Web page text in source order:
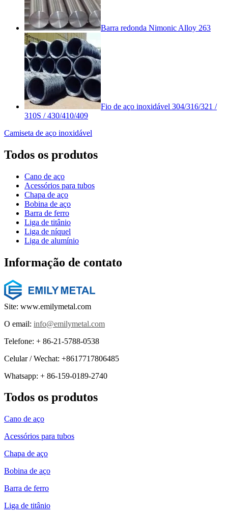
Barra redonda Nimonic Alloy 263
Fio de aço inoxidável 304/316/321 /
310S / 430/410/409
Camiseta de aço inoxidável
Todos os produtos
Cano de aço
Acessórios para tubos
Chapa de aço
Bobina de aço
Barra de ferro
Liga de titânio
Liga de níquel
Liga de alumínio
Informação de contato
Site: www.emilymetal.com
O email: info@emilymetal.com
Telefone: + 86-21-5788-0538
Celular / Wechat: +8617717806485
Whatsapp: + 86-159-0189-2740
Todos os produtos
Cano de aço
Acessórios para tubos
Chapa de aço
Bobina de aço
Barra de ferro
Liga de titânio